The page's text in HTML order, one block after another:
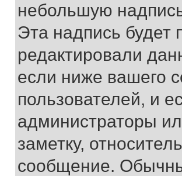
небольшую
Эта надпись будет
редактировали
если ниже вашего
пользователей, и
администраторы
заметку,
сообщение.